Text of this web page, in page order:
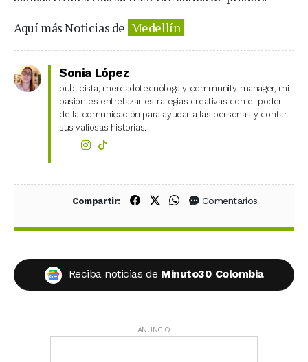
Aquí más Noticias de Medellín
Sonia López
publicista, mercadotecnóloga y community manager, mi
pasión es entrelazar estrategias creativas con el poder
de la comunicación para ayudar a las personas y contar
sus valiosas historias.
Compartir: Compartir en Facebook
Compartir en X (Twitter)
Compartir en WhatsApp
Comentarios
Reciba noticias de Minuto30 Colombia
ANUNCIO